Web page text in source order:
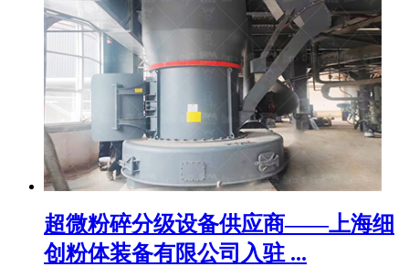
超微粉碎分级设备供应商——上海细
创粉体装备有限公司入驻 ...